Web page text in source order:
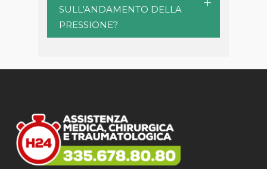
SULL'ANDAMENTO DELLA
PRESSIONE?